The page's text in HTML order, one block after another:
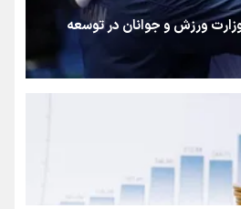
روایتِ یک استخوان، یک نسل، یک توهم!
حق مردم برای شنیدن صدای رئیس‌جمهوری
کنار مردم
ورزش و جوانان در توسعه